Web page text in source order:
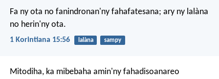
Fa ny ota no fanindronan'ny fahafatesana; ary ny lalàna
no herin'ny ota.
1 Korintiana 15:56 lalàna sampy
Mitodiha, ka mibebaha amin'ny fahadisoanareo